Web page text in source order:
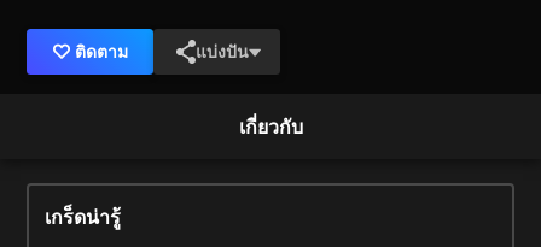
ติดตาม แบ่งปัน
เกี่ยวกับ
เกร็ดน่ารู้